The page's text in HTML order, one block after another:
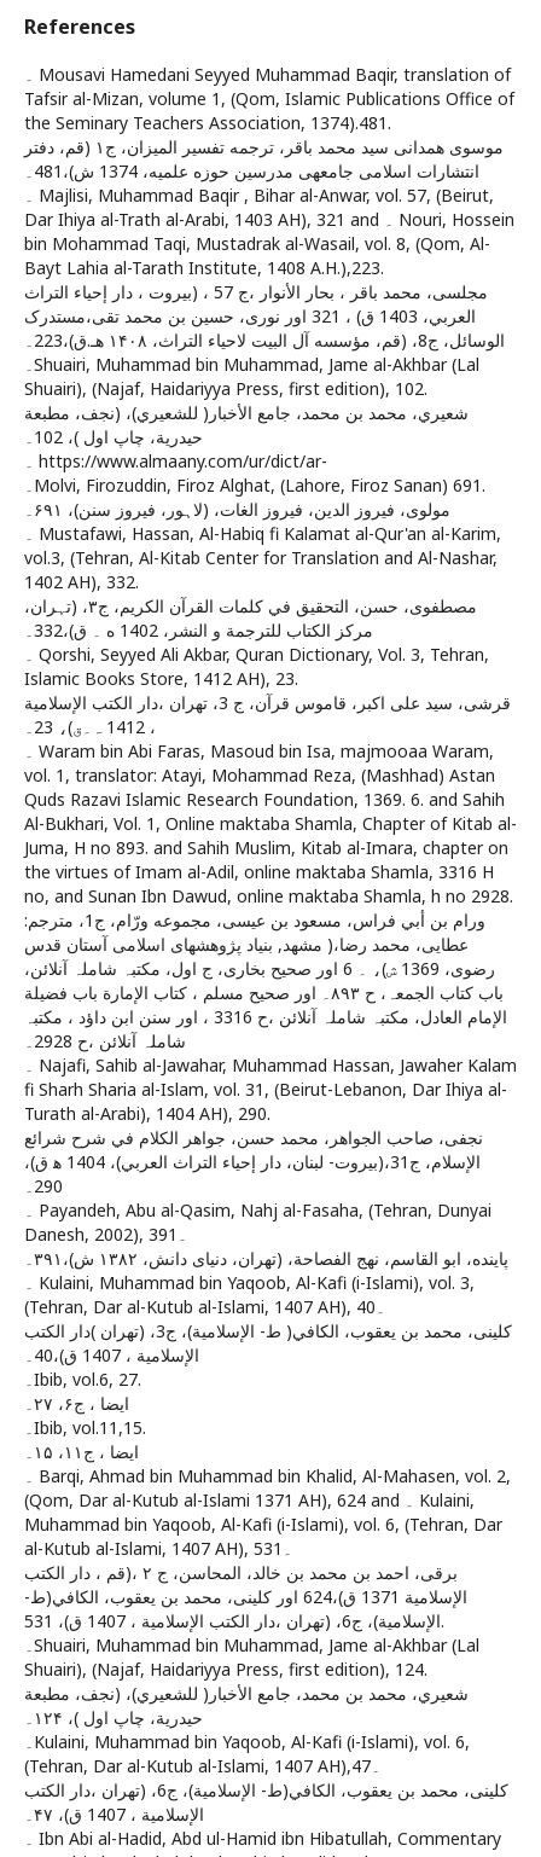
References
۔ Mousavi Hamedani Seyyed Muhammad Baqir, translation of
Tafsir al-Mizan, volume 1, (Qom, Islamic Publications Office of
the Seminary Teachers Association, 1374).481.
موسوى همدانى سيد محمد باقر، ترجمه تفسير الميزان، ج۱ (قم، دفتر
انتشارات اسلامى جامعه‏ى مدرسين حوزه علميه، 1374 ش)،481۔
۔ Majlisi, Muhammad Baqir , Bihar al-Anwar, vol. 57, (Beirut,
Dar Ihiya al-Trath al-Arabi, 1403 AH), 321 and ۔ Nouri, Hossein
bin Mohammad Taqi, Mustadrak al-Wasail, vol. 8, (Qom, Al-
Bayt Lahia al-Tarath Institute, 1408 A.H.),223.
مجلسى، محمد باقر ‏، بحار الأنوار ،ج 57 ، (بيروت ، دار إحياء التراث
العربي‏، 1403 ق) ، 321 اور نورى، حسين بن محمد تقى‏،مستدرک
الوسائل، ج‏8، (قم، مؤسسه آل البیت لاحیاء التراث، ۱۴۰۸ هـ.ق)،223۔
۔Shuairi, Muhammad bin Muhammad, Jame al-Akhbar (Lal
Shuairi), (Najaf, Haidariyya Press, first edition), 102.
شعيري، محمد بن محمد، جامع الأخبار( للشعيري)، (نجف، مطبعة
حيدرية، چاپ اول )،‏ 102۔
۔ https://www.almaany.com/ur/dict/ar-
۔Molvi, Firozuddin, Firoz Alghat, (Lahore, Firoz Sanan) 691.
مولوی، فیروز الدین، فیروز الغات، (لاہور، فیروز سنن)، ۶۹۱۔
۔ Mustafawi, Hassan, Al-Habiq fi Kalamat al-Qur'an al-Karim,
vol.3, (Tehran, Al-Kitab Center for Translation and Al-Nashar,
1402 AH), 332.
مصطفوى، حسن‌، التحقيق في كلمات القرآن الكريم‌، ج۳، (تہران،
مركز الكتاب للترجمة و النشر‌، 1402 ه ۔ ق)،332۔
۔ Qorshi, Seyyed Ali Akbar, Quran Dictionary, Vol. 3, Tehran,
Islamic Books Store, 1412 AH), 23.
قرشى، سيد على اكبر‌، قاموس قرآن‌، ج 3، تهران ،دار الكتب الإسلامية‌
، 1412 ہ۔ق)، 23۔
۔ Waram bin Abi Faras, Masoud bin Isa, majmooaa Waram,
vol. 1, translator: Atayi, Mohammad Reza, (Mashhad) Astan
Quds Razavi Islamic Research Foundation, 1369. 6. and Sahih
Al-Bukhari, Vol. 1, Online maktaba Shamla, Chapter of Kitab al-
Juma, H no 893. and Sahih Muslim, Kitab al-Imara, chapter on
the virtues of Imam al-Adil, online maktaba Shamla, 3316 H
no, and Sunan Ibn Dawud, online maktaba Shamla, h no 2928.
ورام بن أبي فراس، مسعود بن عيسى‏، مجموعه ورّام، ج‏1، مترجم:
عطايى، محمد رضا،( مشهد, بنياد پژوهشهاى اسلامى آستان قدس
رضوى‏، 1369 ش‏)، ۔ 6 اور صحیح بخاری، ج اول، مکتبہ شاملہ آنلائن،
باب کتاب الجمعہ، ح ۸۹۳۔ اور صحیح مسلم ، كتاب الإمارة باب فضيلة
الإمام العادل، مکتبہ شاملہ آنلائن ،ح 3316 ، اور سنن ابن داؤد ، مکتبہ
شاملہ آنلائن ،ح 2928۔
۔ Najafi, Sahib al-Jawahar, Muhammad Hassan, Jawaher Kalam
fi Sharh Sharia al-Islam, vol. 31, (Beirut-Lebanon, Dar Ihiya al-
Turath al-Arabi), 1404 AH), 290.
نجفى، صاحب الجواهر، محمد حسن‌، جواهر الكلام في شرح شرائع
الإسلام‌، ج‌31،(بيروت- لبنان‌، دار إحياء التراث العربي‌)، 1404 ه‍ ق‌)،
290۔
۔ Payandeh, Abu al-Qasim, Nahj al-Fasaha, (Tehran, Dunyai
Danesh, 2002), 391۔
پاينده، ابو القاسم‏، نهج الفصاحة، (تهران، دنياى دانش‏، ۱۳۸۲ ش)،۳۹۱۔
۔ Kulaini, Muhammad bin Yaqoob, Al-Kafi (i-Islami), vol. 3,
(Tehran, Dar al-Kutub al-Islami, 1407 AH), 40۔
كلينى، محمد بن يعقوب‏، الكافي( ط- الإسلامية)، ج‏3، (تهران )دار الكتب
الإسلامية ، 1407 ق‏)،40۔
۔Ibib, vol.6, 27.
ایضا ، ج۶، ۲۷۔
۔Ibib, vol.11,15.
ایضا ، ج۱۱، ۱۵۔
۔ Barqi, Ahmad bin Muhammad bin Khalid, Al-Mahasen, vol. 2,
(Qom, Dar al-Kutub al-Islami 1371 AH), 624 and ۔ Kulaini,
Muhammad bin Yaqoob, Al-Kafi (i-Islami), vol. 6, (Tehran, Dar
al-Kutub al-Islami, 1407 AH), 531۔
برقى، احمد بن محمد بن خالد، المحاسن‏، ج ۲ ،(قم ، دار الكتب
الإسلامية 1371 ق)،624 اور كلينى، محمد بن يعقوب‏، الكافي(ط-
الإسلامية)، ج‏6، (تهران ،دار الكتب الإسلامية ، 1407 ق‏)، 531.
۔Shuairi, Muhammad bin Muhammad, Jame al-Akhbar (Lal
Shuairi), (Najaf, Haidariyya Press, first edition), 124.
شعيري، محمد بن محمد، جامع الأخبار( للشعيري)، (نجف، مطبعة
حيدرية، چاپ اول )،‏ ۱۲۴۔
۔Kulaini, Muhammad bin Yaqoob, Al-Kafi (i-Islami), vol. 6,
(Tehran, Dar al-Kutub al-Islami, 1407 AH),47۔
كلينى، محمد بن يعقوب‏، الكافي(ط- الإسلامية)، ج‏6، (تهران ،دار الكتب
الإسلامية ، 1407 ق‏)، ۴۷۔
۔ Ibn Abi al-Hadid, Abd ul-Hamid ibn Hibatullah, Commentary